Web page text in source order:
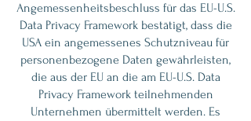
Angemessenheitsbeschluss für das EU-U.S.
Data Privacy Framework bestätigt, dass die
USA ein angemessenes Schutzniveau für
personenbezogene Daten gewährleisten,
die aus der EU an die am EU-U.S. Data
Privacy Framework teilnehmenden
Unternehmen übermittelt werden. Es